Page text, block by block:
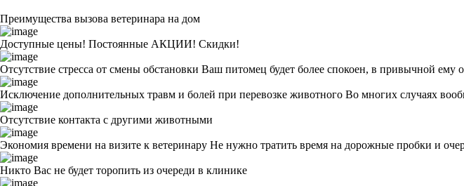
Преимущества вызова ветеринара на дом
Доступные цены! Постоянные АКЦИИ! Скидки!
Отсутствие стресса от смены обстановки Ваш питомец будет более спокоен, в привычной ему
Исключение дополнительных травм и болей при перевозке животного Во многих случаях
Отсутствие контакта с другими животными
Экономия времени на визите к ветеринару Не нужно тратить время на дорожные пробки и
Никто Вас не будет торопить из очереди в клинике